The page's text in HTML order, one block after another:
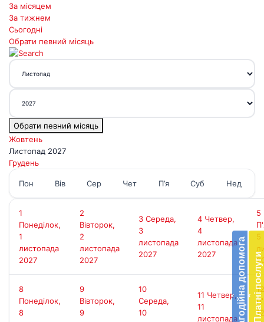
‹ Благодійна допомога ‹ Платні послуги
За місяцем
За тижнем
Сьогодні
Обрати певний місяць
Обрати певний місяць
Жовтень
Листопад 2027
Грудень
Пон Вів Сер Чет П’я Суб Нед
1
Понеділок,
1
листопада
2027
2
Вівторок,
2
листопада
2027
3 Середа,
3
листопада
2027
4 Четвер,
4
листопада
2027
5
5
8
Понеділок,
8
9
Вівторок,
9
10
Середа,
10
11 Четвер,
11
листопада
12
12